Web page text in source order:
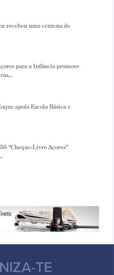
recebeu uma centena de
para a Infância promove
apoia Escola Básica e
“Cheque-Livro Açores”
TE